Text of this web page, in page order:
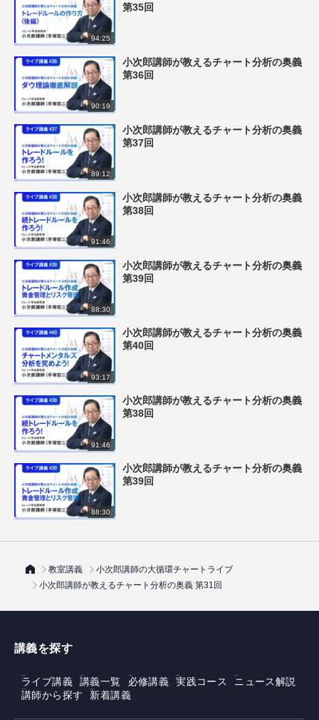
94:25
第35回
90:19
小次郎講師が教えるチャート分析の奥義
第36回
89:12
小次郎講師が教えるチャート分析の奥義
第37回
91:46
小次郎講師が教えるチャート分析の奥義
第38回
88:30
小次郎講師が教えるチャート分析の奥義
第39回
93:17
小次郎講師が教えるチャート分析の奥義
第40回
91:46
小次郎講師が教えるチャート分析の奥義
第38回
88:30
小次郎講師が教えるチャート分析の奥義
第39回
教室講義
小次郎講師の大循環チャートライブ
小次郎講師が教えるチャート分析の奥義 第31回
講義を探す
ライブ講義 講義一覧 必修講義 実践コース
ニュース解説
講師から探す
新着講義